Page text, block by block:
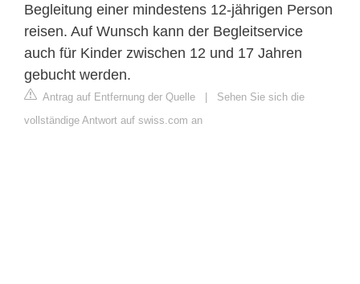
Begleitung einer mindestens 12-jährigen Person
reisen. Auf Wunsch kann der Begleitservice
auch für Kinder zwischen 12 und 17 Jahren
gebucht werden.
Antrag auf Entfernung der Quelle
Sehen Sie sich die
vollständige Antwort auf swiss.com an